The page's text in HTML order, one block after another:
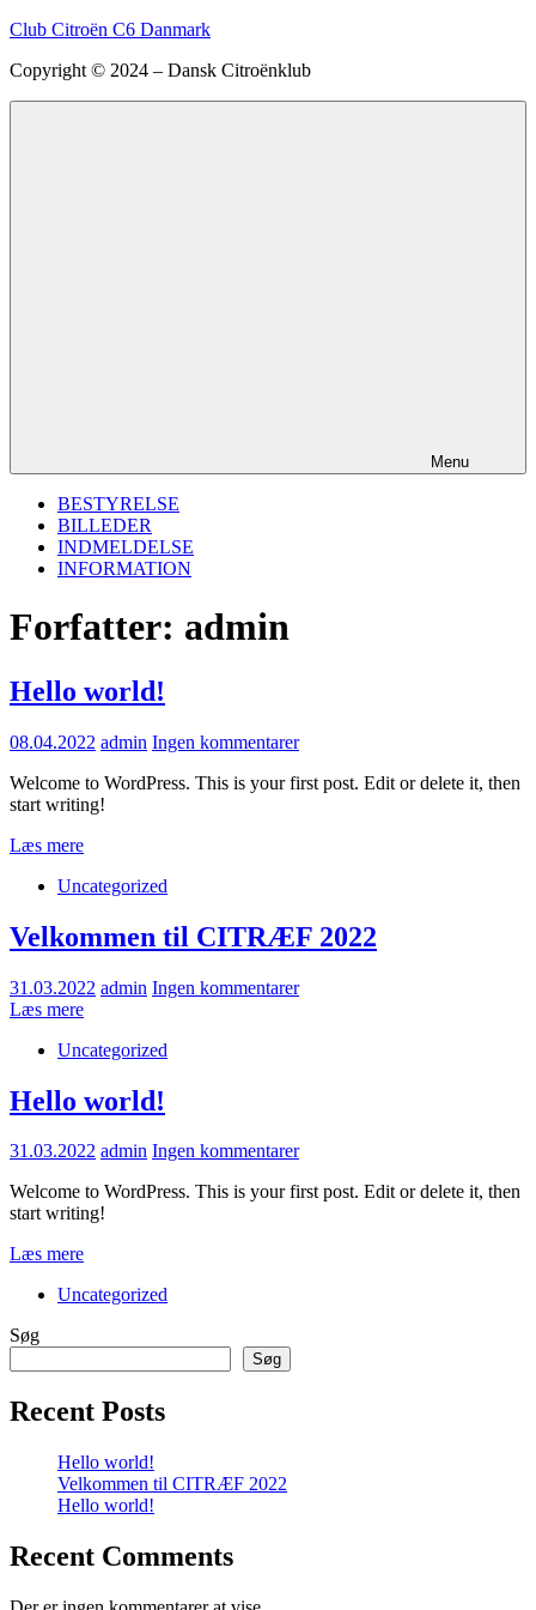
Videre
indhold
Club Citroën C6 Danmark
Copyright © 2024 – Dansk Citroënklub
Menu
BESTYRELSE
BILLEDER
INDMELDELSE
INFORMATION
Forfatter: admin
Hello world!
08.04.2022 admin Ingen kommentarer
Welcome to WordPress. This is your first post. Edit or delete it, then
start writing!
Læs mere
Uncategorized
Velkommen til CITRÆF 2022
31.03.2022 admin Ingen kommentarer
Læs mere
Uncategorized
Hello world!
31.03.2022 admin Ingen kommentarer
Welcome to WordPress. This is your first post. Edit or delete it, then
start writing!
Læs mere
Uncategorized
Søg
Søg
Recent Posts
Hello world!
Velkommen til CITRÆF 2022
Hello world!
Recent Comments